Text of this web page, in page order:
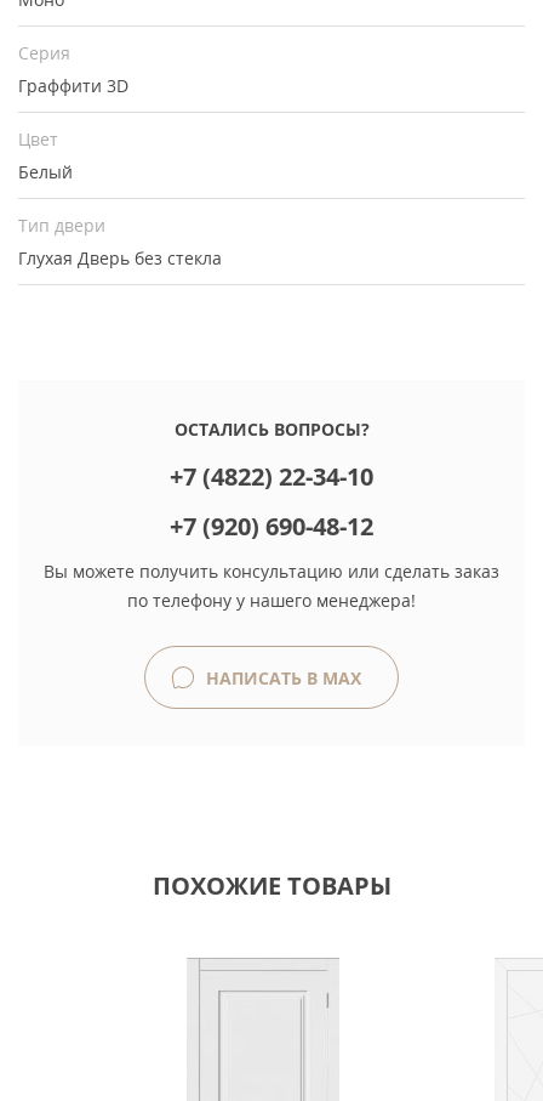
Серия
Граффити 3D
Цвет
Белый
Тип двери
Глухая Дверь без стекла
ОСТАЛИСЬ ВОПРОСЫ?
+7 (4822) 22-34-10
+7 (920) 690-48-12
Вы можете получить консультацию или сделать заказ
по телефону у нашего менеджера!
НАПИСАТЬ В MAX
ПОХОЖИЕ ТОВАРЫ